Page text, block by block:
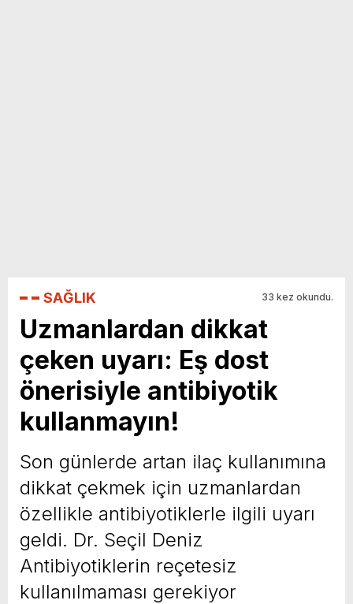
SAĞLIK 33 kez okundu.
Uzmanlardan dikkat
çeken uyarı: Eş dost
önerisiyle antibiyotik
kullanmayın!
Son günlerde artan ilaç kullanımına
dikkat çekmek için uzmanlardan
özellikle antibiyotiklerle ilgili uyarı
geldi. Dr. Seçil Deniz
Antibiyotiklerin reçetesiz
kullanılmaması gerekiyor